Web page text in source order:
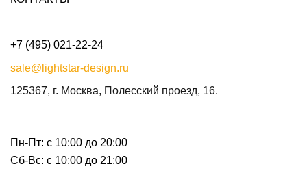
+7 (495) 021-22-24
sale@lightstar-design.ru
125367, г. Москва, Полесский проезд, 16.
Пн-Пт: с 10:00 до 20:00
Сб-Вс: с 10:00 до 21:00